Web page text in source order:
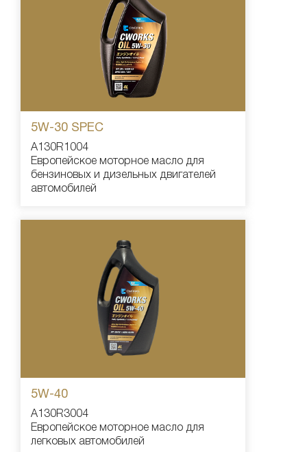
5W-30 SPEC
A130R1004
Европейское моторное масло для
бензиновых и дизельных двигателей
автомобилей
5W-40
A130R3004
Европейское моторное масло для
легковых автомобилей